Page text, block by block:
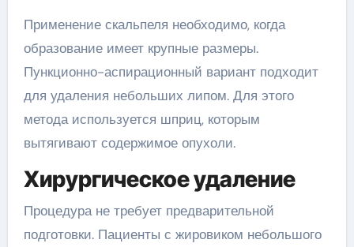
Применение скальпеля необходимо, когда
образование имеет крупные размеры.
Пункционно-аспирационный вариант подходит
для удаления небольших липом. Для этого
метода используется шприц, которым
вытягивают содержимое опухоли.
Хирургическое удаление
Процедура не требует предварительной
подготовки. Пациенты с жировиком небольшого